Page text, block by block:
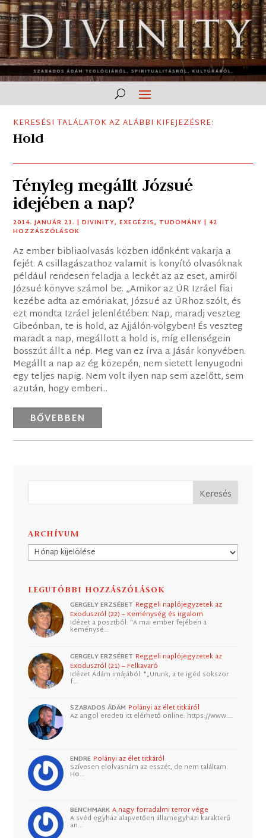
KERESÉSI TALÁLATOK AZ ALÁBBI KIFEJEZÉSRE:
Hold
Tényleg megállt Józsué
idejében a nap?
2014. JANUÁR 21. |DIVINITY,EXEGÉZIS, TUDOMÁNY | 42
HOZZÁSZÓLÁSOK
Az ember bibliaolvasás közben időnként vakarja a
fejét. A csillagászathoz valamit is konyító olvasóknak
például rendesen feladja a leckét az az eset, amiről
Józsué könyve számol be. „Amikor az ÚR Izráel fiai
kezébe adta az emóriakat, Józsué az ÚRhoz szólt, és
ezt mondta Izráel jelenlétében: Nap, maradj veszteg
Gibeónban, te is hold, az Ajjálón-völgyben! És veszteg
maradt a nap, megállott a hold is, míg ellenségein
bosszút állt a nép. Meg van ez írva a Jásár könyvében.
Megállt a nap az ég közepén, nem sietett lenyugodni
egy teljes napig. Nem volt ilyen nap sem azelőtt, sem
azután, hogy emberi...
BŐVEBBEN
ARCHÍVUM
Archívum
LEGUTÓBBI HOZZÁSZÓLÁSOK
GERGELY ERZSÉBET Reggeli naplójegyzetek az
Exoduszról (22) – Keménység és irgalom
Idézet a posztból: "A mai ember fejében a
keménysé…
GERGELY ERZSÉBET Reggeli naplójegyzetek az
Exoduszról (21) – Felkavaró
Idézet Ádám imájából: "„Urunk, a te igéd sokszor
f…
SZABADOS ÁDÁM Polányi az élet titkáról
Az angol eredeti itt elérhető online: https://www.…
ENDRE Polányi az élet titkáról
Szívesen elolvasnám az esszét, de nem találtam.
Ho…
BENCHMARK A nagy forradalmi terror vége
A svéd egyház alapvetően államegyházi karakterű
an…